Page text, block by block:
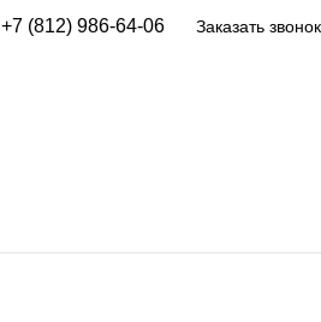
+7 (812) 986-64-06 Заказать звонок